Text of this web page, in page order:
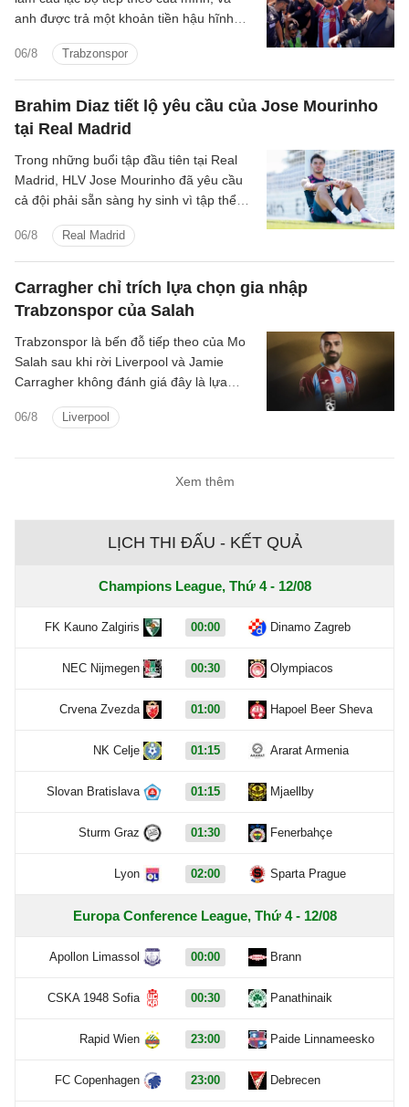
06/8 Trabzonspor
anh được trả một khoản tiền hậu hĩnh
Brahim Diaz tiết lộ yêu cầu của Jose Mourinho
tại Real Madrid
06/8 Real Madrid
Trong những buổi tập đầu tiên tại Real
Madrid, HLV Jose Mourinho đã yêu cầu
cả đội phải sẵn sàng hy sinh vì tập thể
Carragher chỉ trích lựa chọn gia nhập
Trabzonspor của Salah
06/8 Liverpool
Trabzonspor là bến đỗ tiếp theo của Mo
Salah sau khi rời Liverpool và Jamie
Carragher không đánh giá đây là lựa
Xem thêm
LỊCH THI ĐẤU - KẾT QUẢ
Champions League, Thứ 4 - 12/08
FK Kauno Zalgiris 00:00 Dinamo Zagreb
NEC Nijmegen 00:30 Olympiacos
Crvena Zvezda 01:00 Hapoel Beer Sheva
NK Celje 01:15 Ararat Armenia
Slovan Bratislava 01:15 Mjaellby
Sturm Graz 01:30 Fenerbahçe
Lyon 02:00 Sparta Prague
Europa Conference League, Thứ 4 - 12/08
Apollon Limassol 00:00 Brann
CSKA 1948 Sofia 00:30 Panathinaik
Rapid Wien 23:00 Paide Linnameesko
FC Copenhagen 23:00 Debrecen